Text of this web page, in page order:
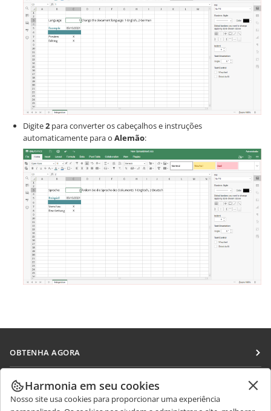
Digite2 para converter os cabeçalhos e instruções
automaticamente para o Alemão:
OBTENHA AGORA
Docs
DocSpace
COLABORAR
Para colaboradores
Harmonia em seu cookies
Nosso site usa cookies para proporcionar uma experiência